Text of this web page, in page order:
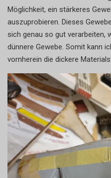
Möglichkeit, ein stärkeres
auszuprobieren. Dieses
sich genau so gut verarbeiten,
dünnere Gewebe. Somit kann
vornherein die dickere